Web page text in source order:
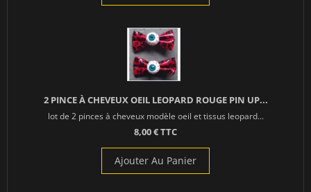
2 PINCE À CHEVEUX OEIL LEOPARD ROUGE PIN UP...
lot de 2 pinces à cheveux modèle oeil et tissus leopard...
8,00 € TTC
Ajouter Au Panier